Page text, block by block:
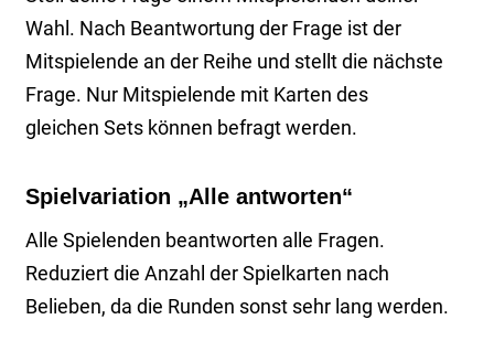
Wahl. Nach Beantwortung der Frage ist der
Mitspielende an der Reihe und stellt die nächste
Frage. Nur Mitspielende mit Karten des
gleichen Sets können befragt werden.
Spielvariation „Alle antworten“
Alle Spielenden beantworten alle Fragen.
Reduziert die Anzahl der Spielkarten nach
Belieben, da die Runden sonst sehr lang werden.